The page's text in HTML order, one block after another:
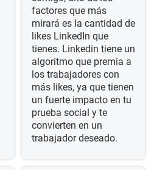
factores que más
mirará es la cantidad de
likes LinkedIn que
tienes. Linkedin tiene un
algoritmo que premia a
los trabajadores con
más likes, ya que tienen
un fuerte impacto en tu
prueba social y te
convierten en un
trabajador deseado.